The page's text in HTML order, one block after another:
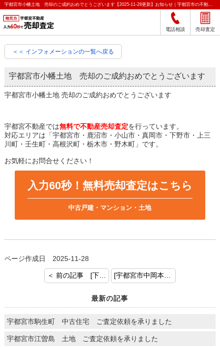
宇都宮市小幡土地 売却のご成約おめでとうございます【2025-11-28更新】お知らせ｜宇都宮市の不動産をクイック売却査定｜宇都宮不動産
電話相談 売却査定
＜＜ インフォメーションの一覧へ戻る
宇都宮市小幡土地 売却のご成約おめでとうございます
宇都宮市小幡土地 売却のご成約おめでとうございます
宇都宮不動産では無料で不動産売却査定を行っています。
対応エリアは「宇都宮市・鹿沼市・小山市・真岡市・下野市・上三
川町・壬生町・高根沢町・栃木市・野木町」です。
お気軽にお問合せください！
入力60秒！無料売却査定はこちら
中古戸建・マンション・土地
ページ作成日 2025-11-28
＜ 前の記事 [下都賀郡壬生町表町 ご査定依頼を頂きました。]
最新の記事
宇都宮市駒生町 中古住宅 ご査定依頼を承りました
宇都宮市江曽島 土地 ご査定依頼を承りました